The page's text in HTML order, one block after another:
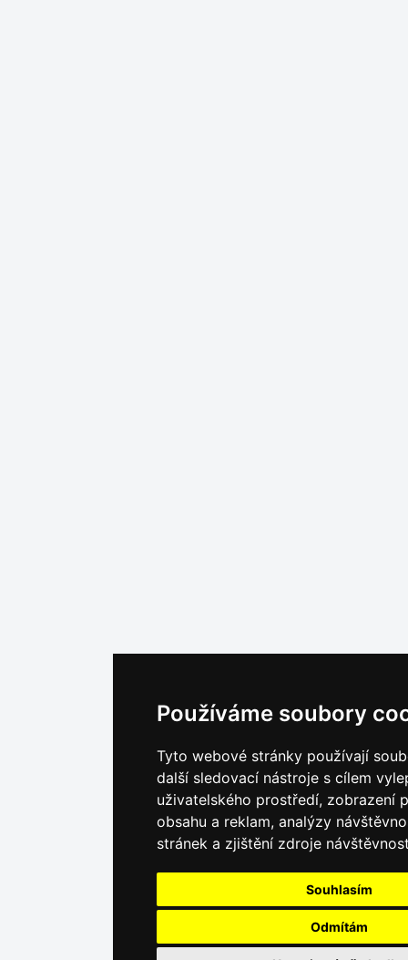
Používáme soubory
Tyto webové stránky používají
další sledovací nástroje s cílem
uživatelského prostředí, zobrazení
obsahu a reklam, analýzy
stránek a zjištění zdroje
Souhlasím
Odmítám